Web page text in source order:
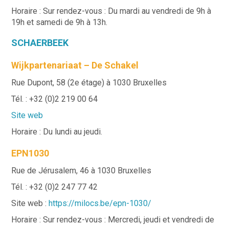
Horaire : Sur rendez-vous : Du mardi au vendredi de 9h à
19h et samedi de 9h à 13h.
SCHAERBEEK
Wijkpartenariaat – De Schakel
Rue Dupont, 58 (2e étage) à 1030 Bruxelles
Tél. : +32 (0)2 219 00 64
Site web
Horaire : Du lundi au jeudi.
EPN1030
Rue de Jérusalem, 46 à 1030 Bruxelles
Tél. : +32 (0)2 247 77 42
Site web :https://milocs.be/epn-1030/
Horaire : Sur rendez-vous : Mercredi, jeudi et vendredi de